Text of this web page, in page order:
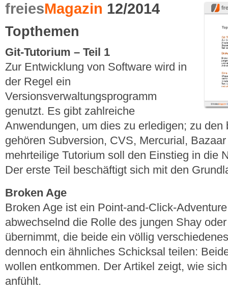
freiesMagazin 12/2014
Topthemen
Git-Tutorium – Teil 1
Zur Entwicklung von Software wird in
der Regel ein
Versionsverwaltungsprogramm
genutzt. Es gibt zahlreiche
Anwendungen, um dies zu erledigen; zu den
gehören Subversion, CVS, Mercurial,
mehrteilige Tutorium soll den Einstieg in die
Der erste Teil beschäftigt sich mit den
Broken Age
Broken Age ist ein Point-and-Click-
abwechselnd die Rolle des jungen Shay
übernimmt, die beide ein völlig
dennoch ein ähnliches Schicksal teilen:
wollen entkommen. Der Artikel zeigt, wie
anfühlt.